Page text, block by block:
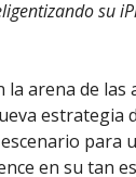
su
la arena de
estrategia
para
en su tan